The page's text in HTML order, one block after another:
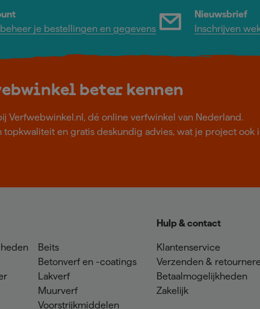
je bestellingen en gegevens
Nieuwsbrief
Inschrijven
beter kennen
Verfwebwinkel.nl, dé online verfwinkel van Nederland.
topkwaliteit en gratis deskundig advies, wat je project ook
Beits
Betonverf en -coatings
Lakverf
Muurverf
Voorstrijkmiddelen
Hulp & contact
Klantenservice
Verzenden &
Betaalmogelijkheden
Zakelijk